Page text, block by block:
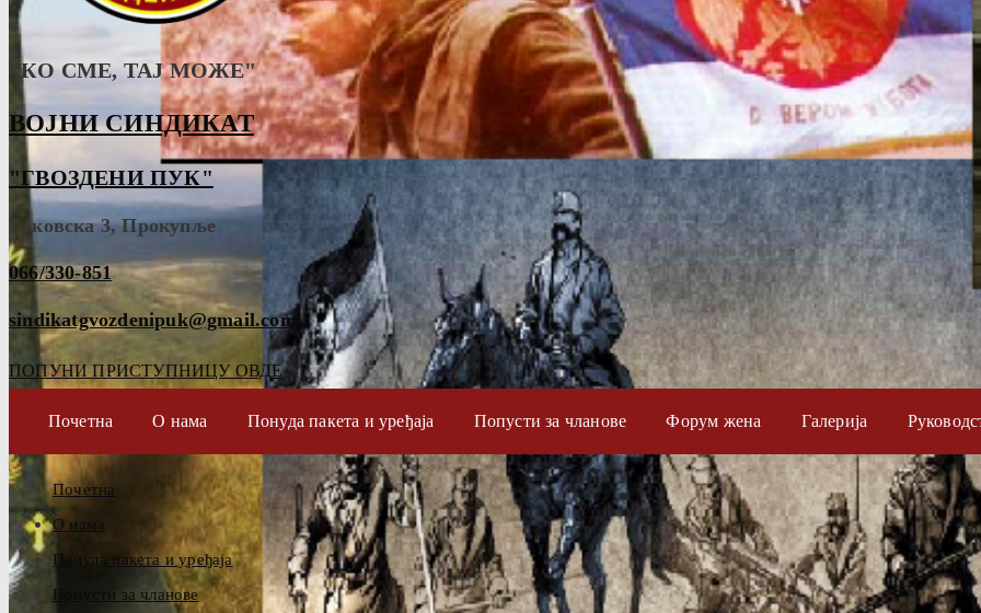
"КО СМЕ, ТАJ МОЖЕ"
ВОЈНИ СИНДИКАТ
"ГВОЗДЕНИ ПУК"
Таковска 3, Прокупље
066/330-851
sindikatgvozdenipuk@gmail.com
ПОПУНИ ПРИСТУПНИЦУ ОВДЕ
Почетна О нама Понуда пакета и уређаја Попусти за чланове Форум жена Галерија
Почетна
О нама
Понуда пакета и уређаја
Попусти за чланове